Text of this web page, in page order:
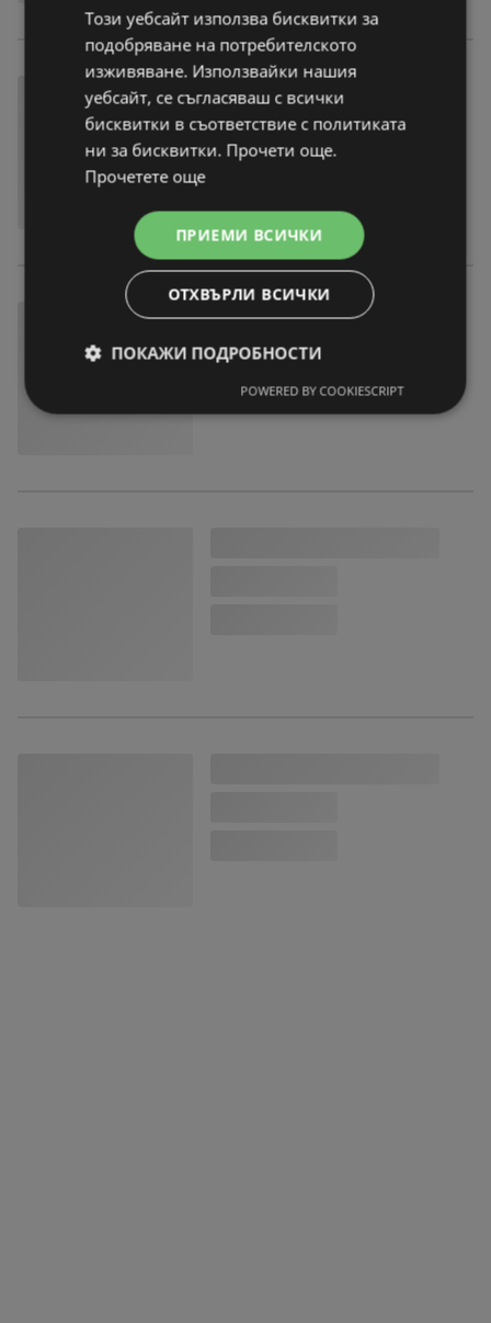
Този уебсайт използва бисквитки за
подобряване на потребителското
изживяване. Използвайки нашия
уебсайт, се съгласяваш с всички
бисквитки в съответствие с политиката
ни за бисквитки. Прочети още.
Прочетете още
ПРИЕМИ ВСИЧКИ
ОТХВЪРЛИ ВСИЧКИ
ПОКАЖИ ПОДРОБНОСТИ
POWERED BY COOKIESCRIPT